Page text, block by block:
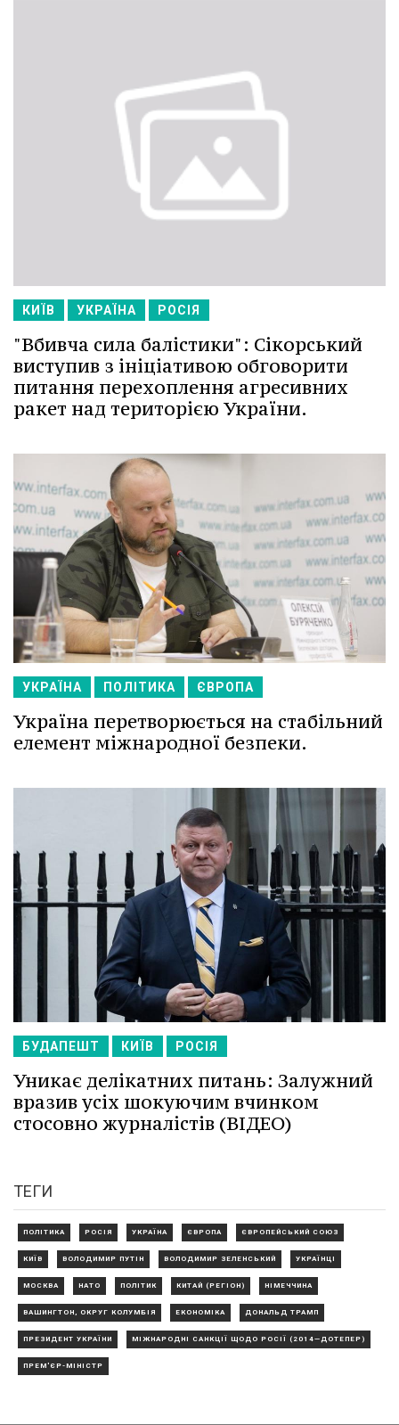
КИЇВ УКРАЇНА РОСІЯ
"Вбивча сила балістики": Сікорський
виступив з ініціативою обговорити
питання перехоплення агресивних
ракет над територією України.
УКРАЇНА ПОЛІТИКА ЄВРОПА
Україна перетворюється на стабільний
елемент міжнародної безпеки.
БУДАПЕШТ КИЇВ РОСІЯ
Уникає делікатних питань: Залужний
вразив усіх шокуючим вчинком
стосовно журналістів (ВІДЕО)
ТЕГИ
ПОЛІТИКА РОСІЯ УКРАЇНА ЄВРОПА ЄВРОПЕЙСЬКИЙ СОЮЗ
КИЇВ ВОЛОДИМИР ПУТІН ВОЛОДИМИР ЗЕЛЕНСЬКИЙ УКРАЇНЦІ
МОСКВА НАТО ПОЛІТИК КИТАЙ (РЕГІОН) НІМЕЧЧИНА
ВАШИНГТОН, ОКРУГ КОЛУМБІЯ ЕКОНОМІКА ДОНАЛЬД ТРАМП
ПРЕЗИДЕНТ УКРАЇНИ МІЖНАРОДНІ САНКЦІЇ ЩОДО РОСІЇ (2014—ДОТЕПЕР)
ПРЕМ'ЄР-МІНІСТР